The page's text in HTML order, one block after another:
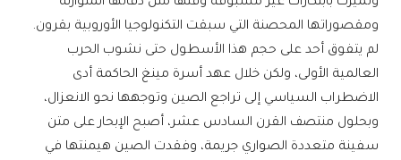
وتميزت بابتكارات غير مسبوقة وقتها مثل دفّاتها المتوازنة
ومقصوراتها المحصنة التي سبقت التكنولوجيا الأوروبية بقرون.
لم يتفوق أحد على حجم هذا الأسطول حتى نشوب الحرب
العالمية الأولى، ولكن خلال عهد أسرة مينغ الحاكمة أدى
الاضطراب السياسي إلى تراجع الصين وتوجهها نحو الانعزال،
وبحلول منتصف القرن السادس عشر، أصبح الإبحار على متن
سفينة متعددة الصواري جريمة، وفقدت الصين هيمنتها في